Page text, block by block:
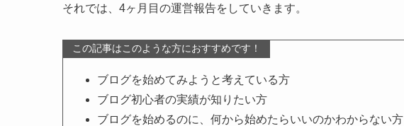
それでは、4ヶ月目の運営報告をしていきます。
この記事はこのような方におすすめです！
ブログを始めてみようと考えている方
ブログ初心者の実績が知りたい方
ブログを始めるのに、何から始めたらいいのかわからない方